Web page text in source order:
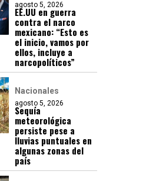
agosto 5, 2026
EE.UU en guerra
contra el narco
mexicano: “Esto es
el inicio, vamos por
ellos, incluye a
narcopolíticos”
Nacionales
agosto 5, 2026
Sequía
meteorológica
persiste pese a
lluvias puntuales en
algunas zonas del
país